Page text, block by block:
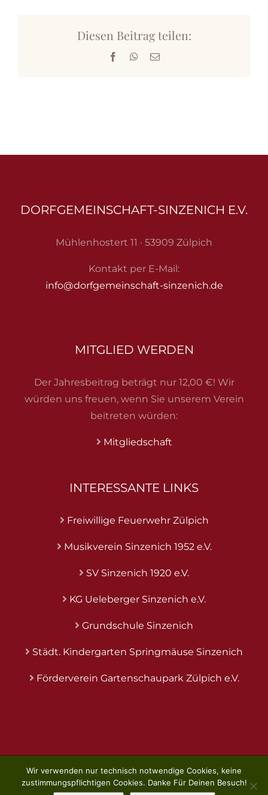
Diesen Beitrag teilen:
FacebookWhatsApp
E-
DORFGEMEINSCHAFT-SINZENICH E.V.
Mühlenhostert 11 · 53909 Zülpich
Kontakt per E-Mail:
info@dorfgemeinschaft-sinzenich.de
MITGLIED WERDEN
Der Jahresbeitrag beträgt nur 12,00 €! Wir
würden uns freuen, wenn Sie unserem Verein
beitreten würden:
Mitgliedschaft
INTERESSANTE LINKS
Freiwillige Feuerwehr Zülpich
Musikverein Sinzenich 1952 e.V.
SV Sinzenich 1920 e.V.
KG Ueleberger Sinzenich e.V.
Grundschule Sinzenich
Städt. Kindergarten Springmäuse Sinzenich
Förderverein Gartenschaupark Zülpich e.V.
©2026 Dorfgemeinschaft-Sinzenich e.V.
Wir verwenden nur technisch notwendige Cookies, keine
zustimmungspflichtigen Cookies. Danke Für Deinen Besuch!